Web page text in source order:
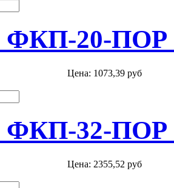
ФКП-20-ПОР
Цена: 1073,39 руб
ФКП-32-ПОР
Цена: 2355,52 руб